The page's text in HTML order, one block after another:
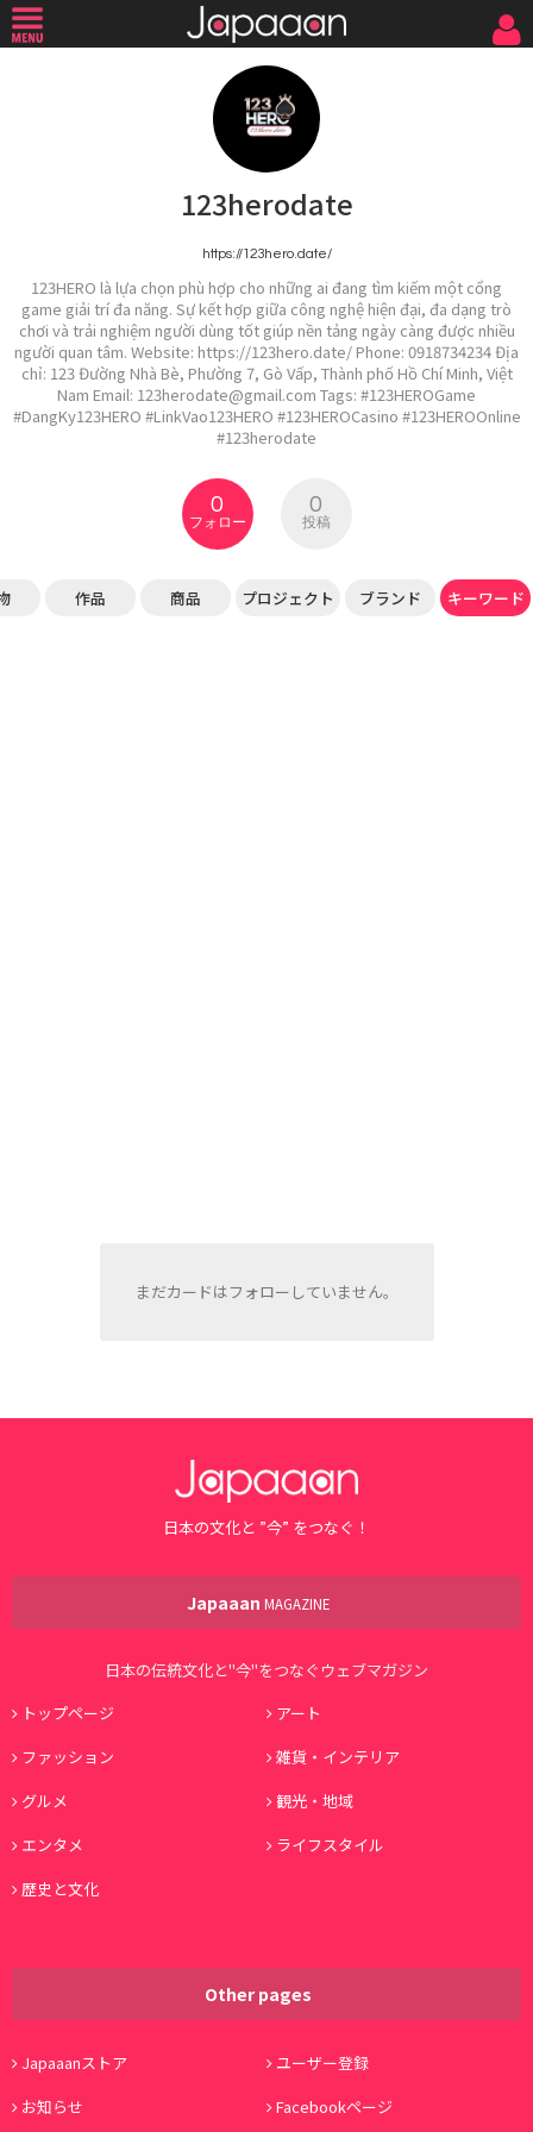
123herodate
https://123hero.date/
123HERO là lựa chọn phù hợp cho những ai đang tìm kiếm một cổng
game giải trí đa năng. Sự kết hợp giữa công nghệ hiện đại, đa dạng trò
chơi và trải nghiệm người dùng tốt giúp nền tảng ngày càng được nhiều
người quan tâm. Website: https://123hero.date/ Phone: 0918734234 Địa
chỉ: 123 Đường Nhà Bè, Phường 7, Gò Vấp, Thành phố Hồ Chí Minh, Việt
Nam Email: 123herodate@gmail.com Tags: #123HEROGame
#DangKy123HERO #LinkVao123HERO #123HEROCasino #123HEROOnline
#123herodate
0
フォロー
0
投稿
作品 商品 プロジェクト ブランド キーワード
まだカードはフォローしていません。
日本の文化と ”今” をつなぐ！
Japaaan MAGAZINE
日本の伝統文化と"今"をつなぐウェブマガジン
トップページ
アート
ファッション
雑貨・インテリア
グルメ
観光・地域
エンタメ
ライフスタイル
歴史と文化
Other pages
Japaaanストア
ユーザー登録
お知らせ
Facebookページ